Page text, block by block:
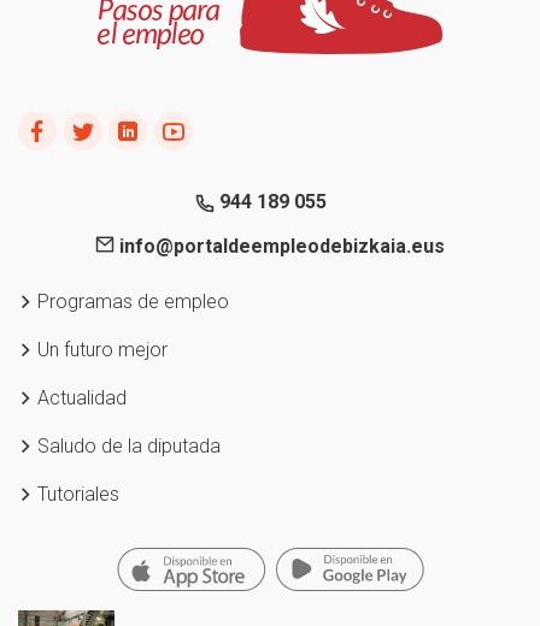
944 189 055
info@portaldeempleodebizkaia.eus
Programas de empleo
Un futuro mejor
Actualidad
Saludo de la diputada
Tutoriales